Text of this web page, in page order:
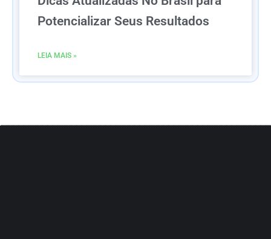
Potencializar Seus Resultados
LEIA MAIS »